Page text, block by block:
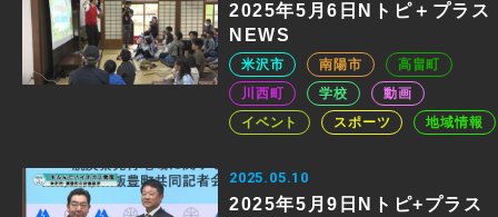
2025年5月6日Nトピ＋プラス
NEWS
米沢市 南陽市
高畠町
川西町
学校
動画
イベント
スポーツ 地域情報
2025.05.10
2025年5月9日Nトピ+プラス